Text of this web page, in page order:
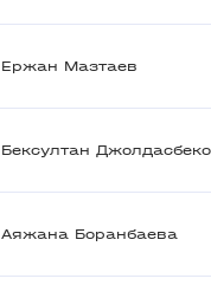
Ержан Мазтаев
Бексултан
Аяжана Боранбаева